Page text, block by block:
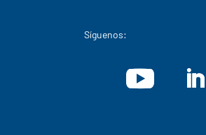
Síguenos: